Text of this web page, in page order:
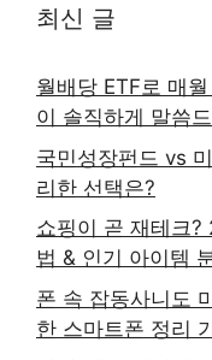
최신 글
월배당 ETF로 매
이 솔직하게 말씀
국민성장펀드 vs
리한 선택은?
쇼핑이 곧 재테크
법 & 인기 아이템
폰 속 잡동사니도
한 스마트폰 정리